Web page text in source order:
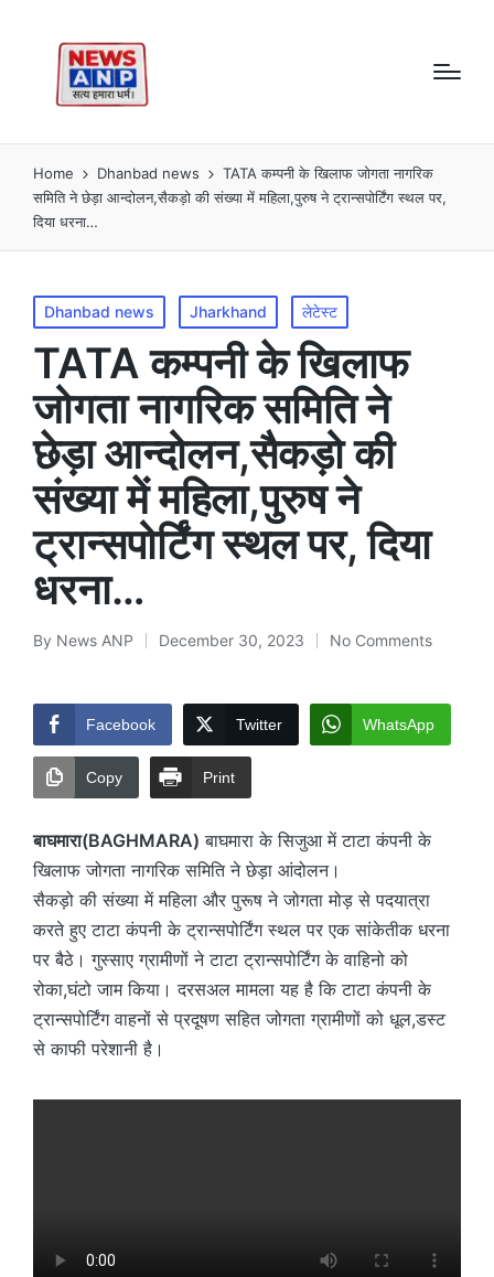
Home Dhanbad news
TATA कम्पनी के खिलाफ जोगता नागरिक
समिति ने छेड़ा आन्दोलन,सैकड़ो की संख्या में महिला,पुरुष ने ट्रान्सपोर्टिंग स्थल पर,
दिया धरना…
Posted
in
Dhanbad news Jharkhand लेटेस्ट
TATA कम्पनी के खिलाफ
जोगता नागरिक समिति ने
छेड़ा आन्दोलन,सैकड़ो की
संख्या में महिला,पुरुष ने
ट्रान्सपोर्टिंग स्थल पर, दिया
धरना…
Posted
By News ANP December 30, 2023 No Comments
Facebook Twitter WhatsApp
Copy Print
बाघमारा(BAGHMARA) बाघमारा के सिजुआ में टाटा कंपनी के
खिलाफ जोगता नागरिक समिति ने छेड़ा आंदोलन।
सैकड़ो की संख्या में महिला और पुरूष ने जोगता मोड़ से पदयात्रा
करते हुए टाटा कंपनी के ट्रान्सपोर्टिंग स्थल पर एक सांकेतीक धरना
पर बैठे। गुस्साए ग्रामीणों ने टाटा ट्रान्सपोर्टिंग के वाहिनो को
रोका,घंटो जाम किया। दरसअल मामला यह है कि टाटा कंपनी के
ट्रान्सपोर्टिंग वाहनों से प्रदूषण सहित जोगता ग्रामीणों को धूल,डस्ट
से काफी परेशानी है।